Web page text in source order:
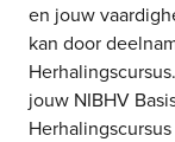
en jouw
kan door
jouw NIBHV